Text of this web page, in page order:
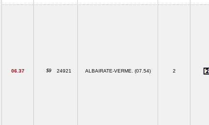
06.37 24921 ALBAIRATE-VERME. (07.54) 2